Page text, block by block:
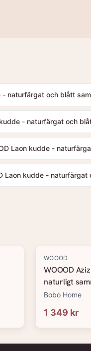
- naturfärgat och blått
- naturfärgat och
Laon kudde -
Laon kudde -
WOOOD
WOOOD
naturligt
Bobo Home
1 349 kr